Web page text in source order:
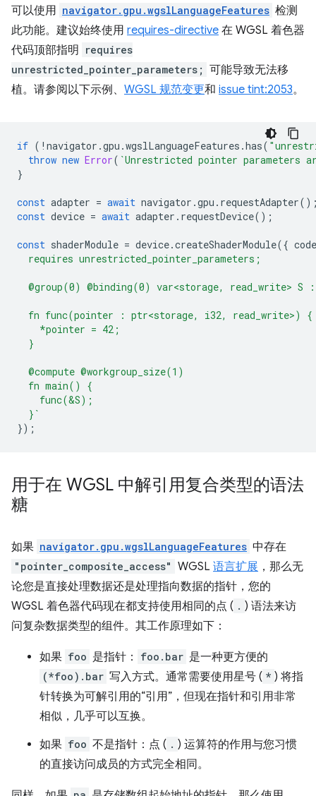
可以使用 navigator.gpu.wgslLanguageFeatures 检测
此功能。建议始终使用 requires-directive 在 WGSL 着色器
代码顶部指明
requires
unrestricted_pointer_parameters; 可能导致无法移
植。请参阅以下示例、 WGSL 规范变更和 issue tint:2053。
if ( ! navigator .gpu .wgslLanguageFeatures .has(
throw new Error( `Unrestricted pointer parameters
}
const adapter = await navigator .gpu . requestAdapter
const device = await adapter . requestDevice();
const shaderModule = device.createShaderModule({ code
  requires unrestricted_pointer_parameters;
@group(0) @binding(0) var<storage, read_write> S
  fn func(pointer : ptr<storage, i32, read_write>) {
    *pointer = 42;
  }
  @compute @workgroup_size(1)
  fn main() {
    func(&S);
  }`
});
用于在 WGSL 中解引用复合类型的语法
糖
如果 navigator.gpu.wgslLanguageFeatures 中存在
"pointer_composite_access" WGSL 语言扩展 ，那么无
论您是直接处理数据还是处理指向数据的指针，您的
WGSL 着色器代码现在都支持使用相同的点 ( . ) 语法来访
问复杂数据类型的组件。其工作原理如下：
如果 foo 是指针： foo.bar 是一种更方便的
(*foo).bar 写入方式。通常需要使用星号 ( * ) 将指
针转换为可解引用的“引用”，但现在指针和引用非常
相似，几乎可以互换。
如果 foo 不是指针：点 ( . ) 运算符的作用与您习惯
的直接访问成员的方式完全相同。